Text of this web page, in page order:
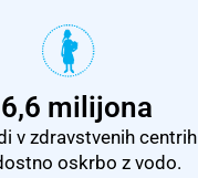
milijona
v zdravstvenih
oskrbo z vodo.